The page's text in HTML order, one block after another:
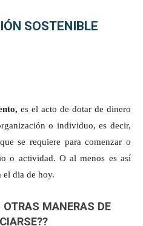
SOSTENIBLE
es el acto de dotar de dinero
o individuo, es decir,
se requiere para comenzar o
o actividad. O al menos es así
el dia de hoy.
MANERAS DE